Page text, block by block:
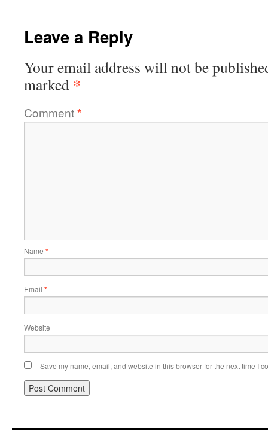
Leave a Reply
Your email address will not be
marked *
Comment*
Name *
Email *
Website
Save my name, email, and website in this browser for the next time I